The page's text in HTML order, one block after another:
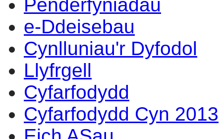
Penderfyniadau
e-Ddeisebau
Cynlluniau'r Dyfodol
Llyfrgell
Cyfarfodydd
Cyfarfodydd Cyn 2013